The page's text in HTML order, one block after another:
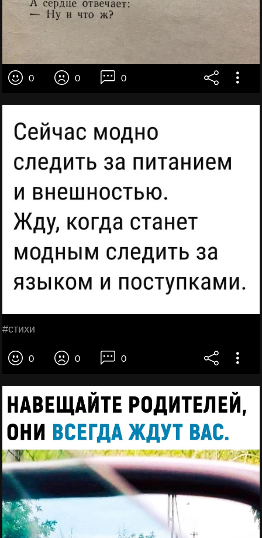
0 0 0
#стихи
0 0 0